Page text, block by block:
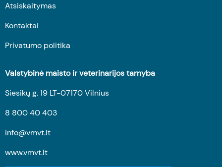
Atsiskaitymas
Kontaktai
Privatumo politika
Valstybinė maisto ir veterinarijos tarnyba
Siesikų g. 19 LT-07170 Vilnius
8 800 40 403
info@vmvt.lt
www.vmvt.lt